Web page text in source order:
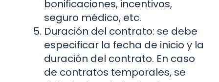
bonificaciones, incentivos,
seguro médico, etc.
Duración del contrato: se debe
especificar la fecha de inicio y la
duración del contrato. En caso
de contratos temporales, se